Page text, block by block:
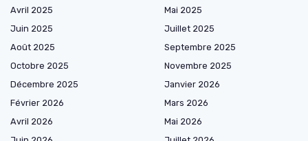
Avril 2025
Mai 2025
Juin 2025
Juillet 2025
Août 2025
Septembre 2025
Octobre 2025
Novembre 2025
Décembre 2025
Janvier 2026
Février 2026
Mars 2026
Avril 2026
Mai 2026